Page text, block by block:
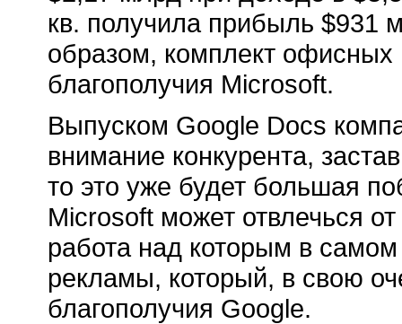
кв. получила прибыль $931
образом, комплект
благополучия Microsoft.
Выпуском Google Docs
внимание конкурента,
то это уже будет большая
Microsoft может отвлечься
работа над которым в самом
рекламы, который, в свою
благополучия Google.